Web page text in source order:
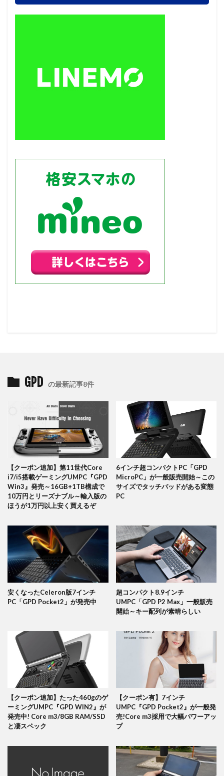
GPD の最新記事8件
【クーポン追加】第11世代Core
i7/i5搭載ゲーミングUMPC『GPD
Win3』発売～16GB+1TB構成で
10万円とリーズナブル～輸入版の
ほうが1万円以上安く買えるぞ
6インチ超コンパクトPC「GPD
MicroPC」が一般販売開始～この
サイズでタッチパッドがある変態
PC
安くなったCeleron版7インチ
PC「GPD Pocket2」が発売中
超コンパクト8.9インチ
UMPC「GPD P2 Max」一般販売
開始～キー配列が素晴らしい
【クーポン追加】たった460gのゲ
ーミングUMPC『GPD WIN2』が
発売中! Core m3/8GB RAM/SSD
と凄スペック
【クーポン有】7インチ
UMPC『GPD Pocket2』が一般発
売!Core m3採用で大幅パワーアッ
プ